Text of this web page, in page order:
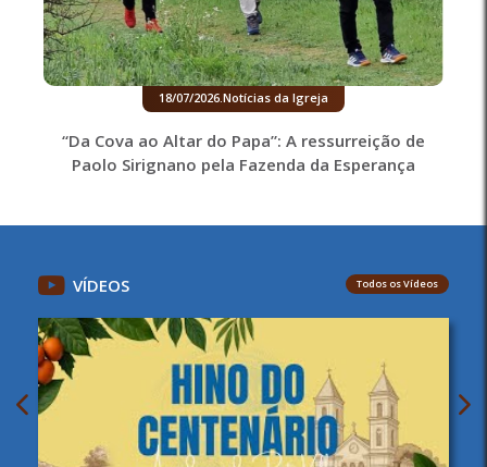
18/07/2026 Notícias da Igreja
“Da Cova ao Altar do Papa”: A ressurreição de
Paolo Sirignano pela Fazenda da Esperança
VÍDEOS Todos os Vídeos